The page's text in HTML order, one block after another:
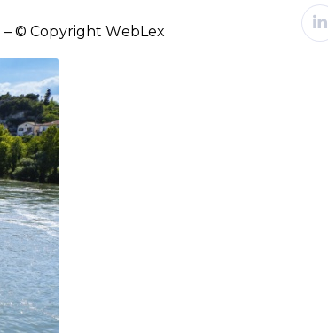
– © Copyright WebLex